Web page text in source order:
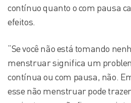
contínuo quanto o com pausa
efeitos.
“Se você não está tomando
menstruar significa um
contínua ou com pausa, não.
esse não menstruar pode